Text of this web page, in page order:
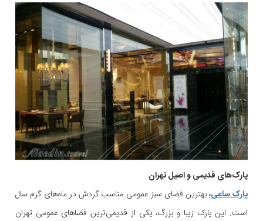
پارک‌های قدیمی و اصیل تهران
پارک ساعی،بهترین فضای سبز عمومی مناسب گردش در ماه‌های گرم سال
است. این پارک زیبا و بزرگ، یکی از قدیمی‌ترین فضاهای عمومی تهران